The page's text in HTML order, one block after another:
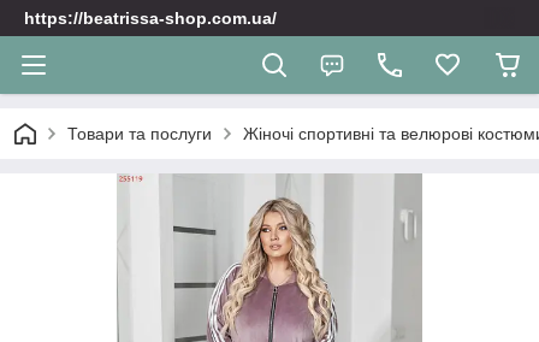
https://beatrissa-shop.com.ua/
Товари та послуги Жіночі спортивні та велюрoві